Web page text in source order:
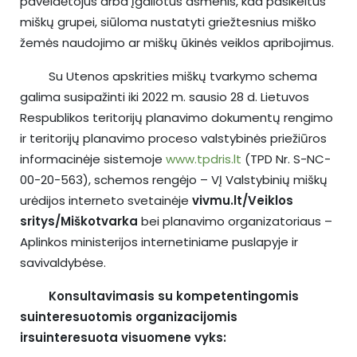
miškų grupei, siūloma nustatyti griežtesnius miško
žemės naudojimo ar miškų ūkinės veiklos apribojimus.
Su Utenos apskrities miškų tvarkymo schema
galima susipažinti iki 2022 m. sausio 28 d. Lietuvos
Respublikos teritorijų planavimo dokumentų rengimo
ir teritorijų planavimo proceso valstybinės priežiūros
informacinėje sistemoje www.tpdris.lt (TPD Nr. S-NC-
00-20-563), schemos rengėjo – VĮ Valstybinių miškų
urėdijos interneto svetainėje vivmu.lt/Veiklos
sritys/Miškotvarka bei planavimo organizatoriaus –
Aplinkos ministerijos internetiniame puslapyje ir
savivaldybėse.
Konsultavimasis su kompetentingomis
suinteresuotomis organizacijomis
irsuinteresuota visuomene vyks: